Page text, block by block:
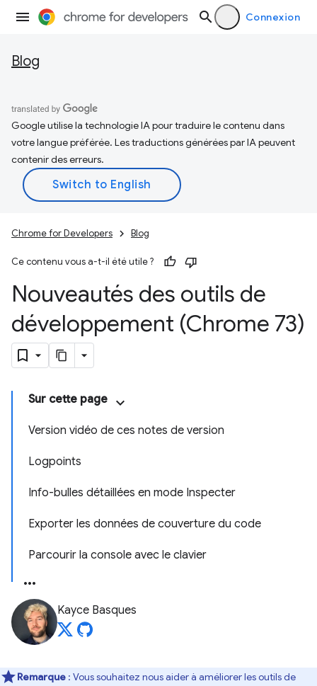
Connexion
Blog
Google utilise la technologie IA pour traduire le contenu dans
votre langue préférée. Les traductions générées par IA peuvent
contenir des erreurs.
Chrome for Developers Blog
Ce contenu vous a-t-il été utile ?
Nouveautés des outils de
développement (Chrome 73)
Sur cette page
Version vidéo de ces notes de version
Logpoints
Info-bulles détaillées en mode Inspecter
Exporter les données de couverture du code
Parcourir la console avec le clavier
Kayce Basques
Remarque : Vous souhaitez nous aider à améliorer les outils de